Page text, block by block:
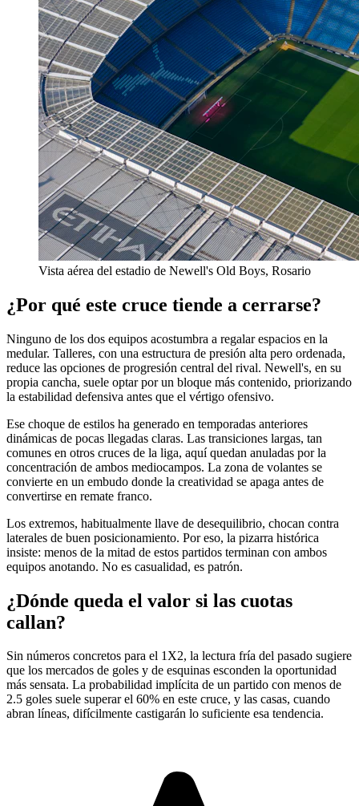
Vista aérea del estadio de Newell's Old Boys, Rosario
¿Por qué este cruce tiende a cerrarse?
Ninguno de los dos equipos acostumbra a regalar espacios en la
medular. Talleres, con una estructura de presión alta pero ordenada,
reduce las opciones de progresión central del rival. Newell's, en su
propia cancha, suele optar por un bloque más contenido, priorizando
la estabilidad defensiva antes que el vértigo ofensivo.
Ese choque de estilos ha generado en temporadas anteriores
dinámicas de pocas llegadas claras. Las transiciones largas, tan
comunes en otros cruces de la liga, aquí quedan anuladas por la
concentración de ambos mediocampos. La zona de volantes se
convierte en un embudo donde la creatividad se apaga antes de
convertirse en remate franco.
Los extremos, habitualmente llave de desequilibrio, chocan contra
laterales de buen posicionamiento. Por eso, la pizarra histórica
insiste: menos de la mitad de estos partidos terminan con ambos
equipos anotando. No es casualidad, es patrón.
¿Dónde queda el valor si las cuotas
callan?
Sin números concretos para el 1X2, la lectura fría del pasado sugiere
que los mercados de goles y de esquinas esconden la oportunidad
más sensata. La probabilidad implícita de un partido con menos de
2.5 goles suele superar el 60% en este cruce, y las casas, cuando
abran líneas, difícilmente castigarán lo suficiente esa tendencia.